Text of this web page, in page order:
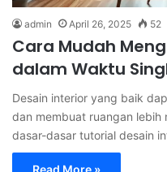
admin April 26, 2025 52
Cara Mudah
dalam Waktu
Desain interior yang baik
dan membuat ruangan lebih
dasar-dasar tutorial desain